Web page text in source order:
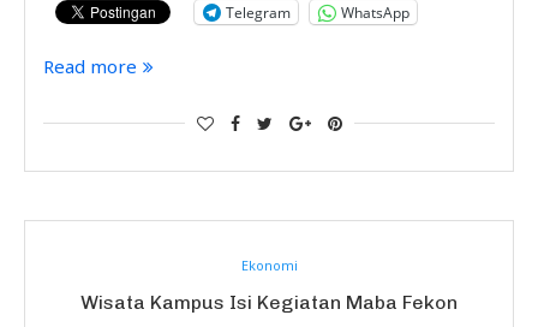
Telegram WhatsApp
Read more
Ekonomi
Wisata Kampus Isi Kegiatan Maba Fekon